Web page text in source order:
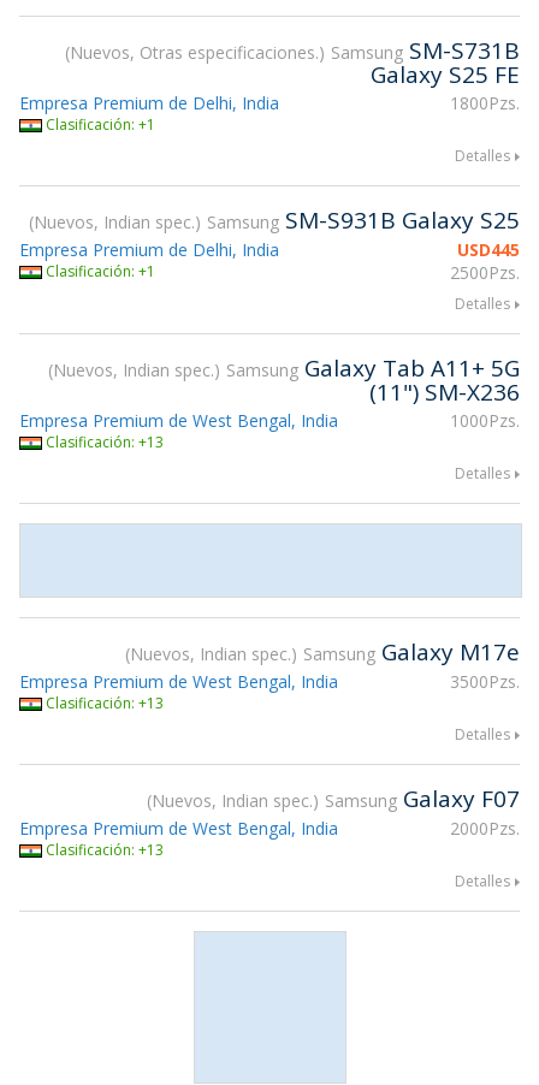
Nuevos, Otras especificaciones. Samsung SM-S731B
Galaxy S25 FE
1800Pzs.
Empresa Premium de Delhi, India
Clasificación: +1
Detalles
Nuevos, Indian spec. Samsung SM-S931B Galaxy S25
USD445
2500Pzs.
Empresa Premium de Delhi, India
Clasificación: +1
Detalles
Nuevos, Indian spec. Samsung Galaxy Tab А11+ 5G
(11") SM-X236
1000Pzs.
Empresa Premium de West Bengal, India
Clasificación: +13
Detalles
Nuevos, Indian spec. Samsung Galaxy M17e
3500Pzs.
Empresa Premium de West Bengal, India
Clasificación: +13
Detalles
Nuevos, Indian spec. Samsung Galaxy F07
2000Pzs.
Empresa Premium de West Bengal, India
Clasificación: +13
Detalles